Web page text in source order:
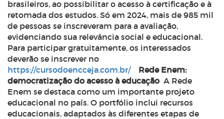
brasileiros, ao possibilitar o acesso à certificação e à
retomada dos estudos. Só em 2024, mais de 985 mil
de pessoas se inscreveram para a avaliação,
evidenciando sua relevância social e educacional.
Para participar gratuitamente, os interessados
deverão se inscrever no
https://cursodoencceja.com.br/
Rede Enem:
democratização do acesso à educação A Rede
Enem se destaca como um importante projeto
educacional no país. O portfólio inclui recursos
educacionais, adaptados às diferentes etapas de